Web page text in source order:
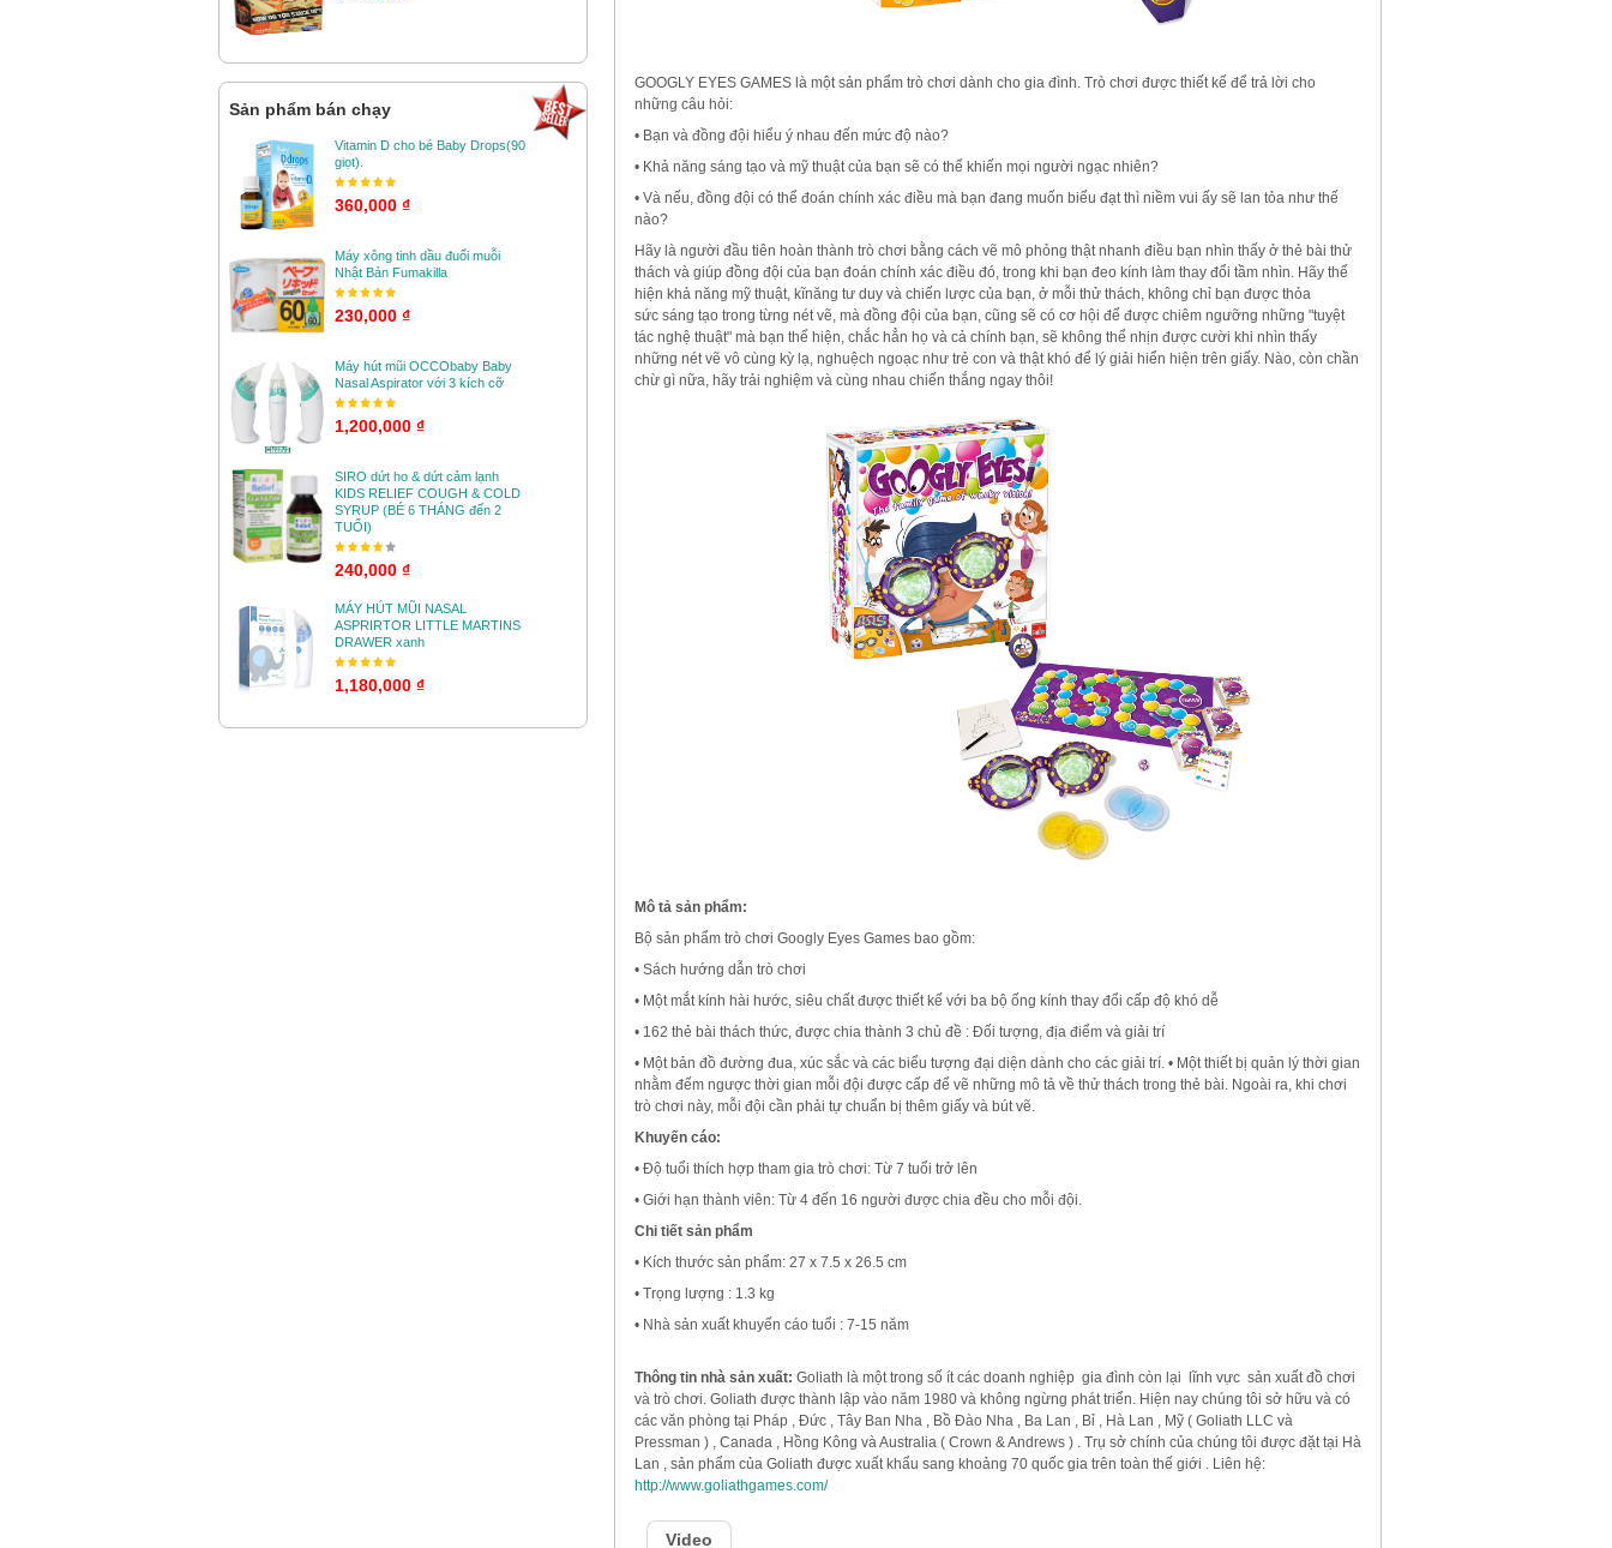
GOOGLY EYES GAMES là một sản phẩm trò chơi dành cho gia đình. Trò chơi được thiết kế để trả lời cho
những câu hỏi:
• Bạn và đồng đội hiểu ý nhau đến mức độ nào?
• Khả năng sáng tạo và mỹ thuật của bạn sẽ có thể khiến mọi người ngạc nhiên?
• Và nếu, đồng đội có thể đoán chính xác điều mà bạn đang muốn biểu đạt thì niềm vui ấy sẽ lan tỏa như thế
nào?
Hãy là người đầu tiên hoàn thành trò chơi bằng cách vẽ mô phỏng thật nhanh điều bạn nhìn thấy ở thẻ bài thử
thách và giúp đồng đội của bạn đoán chính xác điều đó, trong khi bạn đeo kính làm thay đổi tầm nhìn. Hãy thể
hiện khả năng mỹ thuật, kĩnăng tư duy và chiến lược của bạn, ở mỗi thử thách, không chỉ bạn được thỏa
sức sáng tạo trong từng nét vẽ, mà đồng đội của bạn, cũng sẽ có cơ hội để được chiêm ngưỡng những "tuyệt
tác nghệ thuật" mà bạn thể hiện, chắc hẳn họ và cả chính bạn, sẽ không thể nhịn được cười khi nhìn thấy
những nét vẽ vô cùng kỳ lạ, nghuệch ngoạc như trẻ con và thật khó để lý giải hiển hiện trên giấy. Nào, còn chần
chừ gì nữa, hãy trải nghiệm và cùng nhau chiến thắng ngay thôi!
Mô tả sản phẩm:
Bộ sản phẩm trò chơi Googly Eyes Games bao gồm:
• Sách hướng dẫn trò chơi
• Một mắt kính hài hước, siêu chất được thiết kế với ba bộ ống kính thay đổi cấp độ khó dễ
• 162 thẻ bài thách thức, được chia thành 3 chủ đề : Đối tượng, địa điểm và giải trí
• Một bản đồ đường đua, xúc sắc và các biểu tượng đại diện dành cho các giải trí. • Một thiết bị quản lý thời gian
nhằm đếm ngược thời gian mỗi đội được cấp để vẽ những mô tả về thử thách trong thẻ bài. Ngoài ra, khi chơi
trò chơi này, mỗi đội cần phải tự chuẩn bị thêm giấy và bút vẽ.
Khuyến cáo:
• Độ tuổi thích hợp tham gia trò chơi: Từ 7 tuổi trở lên
• Giới hạn thành viên: Từ 4 đến 16 người được chia đều cho mỗi đội.
Chi tiết sản phẩm
• Kích thước sản phẩm: 27 x 7.5 x 26.5 cm
• Trọng lượng : 1.3 kg
• Nhà sản xuất khuyến cáo tuổi : 7-15 năm
Thông tin nhà sản xuất: Goliath là một trong số ít các doanh nghiệp gia đình còn lại lĩnh vực sản xuất đồ chơi
và trò chơi. Goliath được thành lập vào năm 1980 và không ngừng phát triển. Hiện nay chúng tôi sở hữu và có
các văn phòng tại Pháp , Đức , Tây Ban Nha , Bồ Đào Nha , Ba Lan , Bỉ , Hà Lan , Mỹ ( Goliath LLC và
Pressman ) , Canada , Hồng Kông và Australia ( Crown & Andrews ) . Trụ sở chính của chúng tôi được đặt tại Hà
Lan , sản phẩm của Goliath được xuất khẩu sang khoảng 70 quốc gia trên toàn thế giới . Liên hệ:
http://www.goliathgames.com/
Video
Sản phẩm bán chạy
Vitamin D cho bé Baby Drops(90
giọt).
360,000 ₫
Máy xông tinh dầu đuổi muỗi
Nhật Bản Fumakilla
230,000 ₫
Máy hút mũi OCCObaby Baby
Nasal Aspirator với 3 kích cỡ
1,200,000 ₫
SIRO dứt ho & dứt cảm lạnh
KIDS RELIEF COUGH & COLD
SYRUP (BÉ 6 THÁNG đến 2
TUỔI)
240,000 ₫
MÁY HÚT MŨI NASAL
ASPRIRTOR LITTLE MARTINS
DRAWER xanh
1,180,000 ₫